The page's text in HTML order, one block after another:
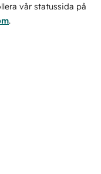
vår statussida på
.